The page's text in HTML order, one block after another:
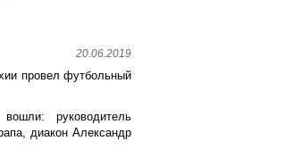
20.06.2019
провел футбольный
руководитель
диакон Александр